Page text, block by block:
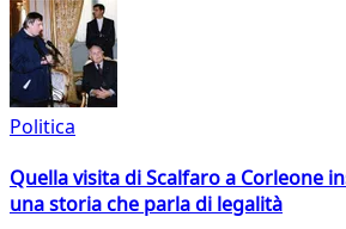
Politica
Quella visita di Scalfaro a Corleone
una storia che parla di legalità